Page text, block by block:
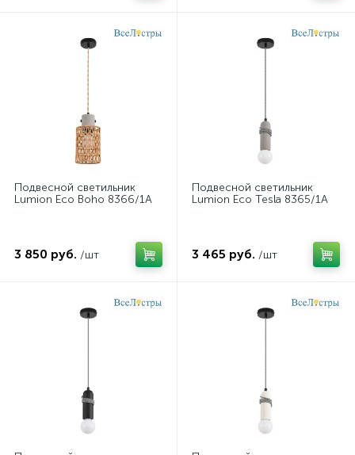
Подвесной светильник
Lumion Eco Boho 8366/1A
3 850 руб. /шт
Подвесной светильник
Lumion Eco Tesla 8365/1A
3 465 руб. /шт